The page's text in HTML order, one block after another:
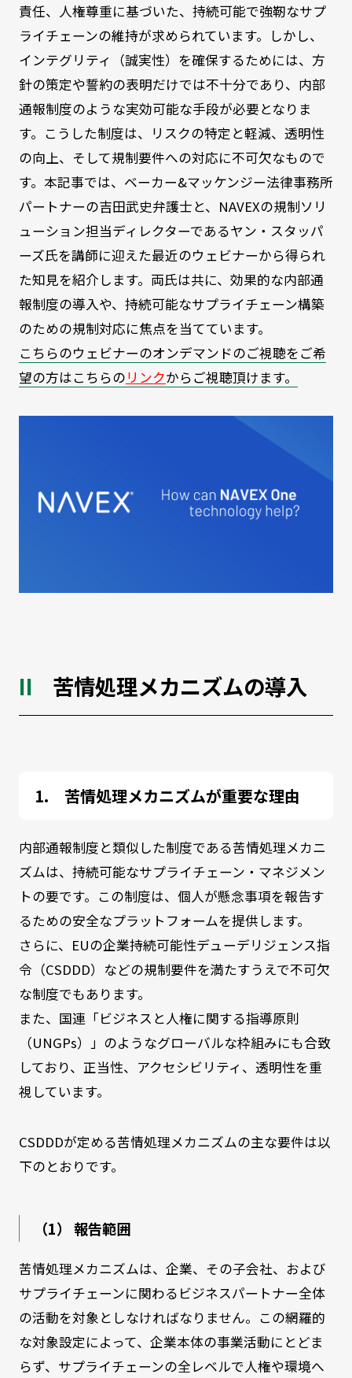
責任、人権尊重に基づいた、持続可能で強靭なサプ
ライチェーンの維持が求められています。しかし、
インテグリティ（誠実性）を確保するためには、方
針の策定や誓約の表明だけでは不十分であり、内部
通報制度のような実効可能な手段が必要となりま
す。こうした制度は、リスクの特定と軽減、透明性
の向上、そして規制要件への対応に不可欠なもので
す。本記事では、ベーカー&マッケンジー法律事務所
パートナーの吉田武史弁護士と、NAVEXの規制ソリ
ューション担当ディレクターであるヤン・スタッパ
ーズ氏を講師に迎えた最近のウェビナーから得られ
た知見を紹介します。両氏は共に、効果的な内部通
報制度の導入や、持続可能なサプライチェーン構築
のための規制対応に焦点を当てています。
こちらのウェビナーのオンデマンドのご視聴をご希
望の方はこちらのリンクからご視聴頂けます。
苦情処理メカニズムの導入
苦情処理メカニズムが重要な理由
内部通報制度と類似した制度である苦情処理メカニ
ズムは、持続可能なサプライチェーン・マネジメン
トの要です。この制度は、個人が懸念事項を報告す
るための安全なプラットフォームを提供します。
さらに、EUの企業持続可能性デューデリジェンス指
令（CSDDD）などの規制要件を満たすうえで不可欠
な制度でもあります。
また、国連「ビジネスと人権に関する指導原則
（UNGPs）」のようなグローバルな枠組みにも合致
しており、正当性、アクセシビリティ、透明性を重
視しています。
CSDDDが定める苦情処理メカニズムの主な要件は以
下のとおりです。
（1） 報告範囲
苦情処理メカニズムは、企業、その子会社、および
サプライチェーンに関わるビジネスパートナー全体
の活動を対象としなければなりません。この網羅的
な対象設定によって、企業本体の事業活動にとどま
らず、サプライチェーンの全レベルで人権や環境へ